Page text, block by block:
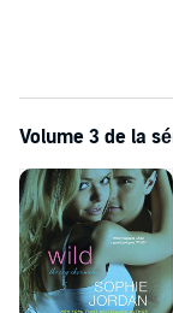
Volume 3 de la